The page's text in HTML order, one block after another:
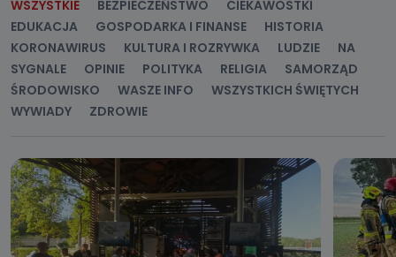
WSZYSTKIE BEZPIECZEŃSTWO
CIEKAWOSTKI
EDUKACJA
GOSPODARKA I FINANSE
HISTORIA
KORONAWIRUS
KULTURA I ROZRYWKA LUDZIE
NA
SYGNALE
OPINIE POLITYKA RELIGIA
SAMORZĄD
ŚRODOWISKO
WASZE INFO
WSZYSTKICH ŚWIĘTYCH
WYWIADY
ZDROWIE